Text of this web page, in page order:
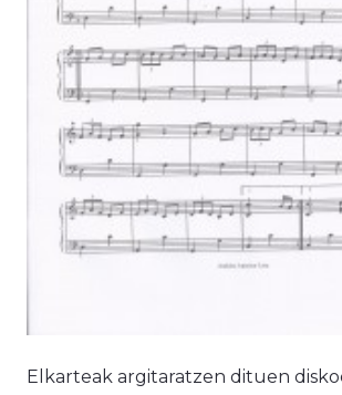
Elkarteak argitaratzen dituen